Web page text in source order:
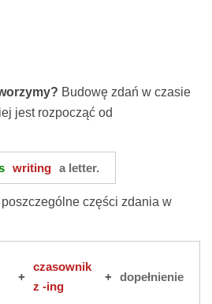
Budowę zdań w czasie
jest rozpocząć od
writing a letter.
części zdania w
+
czasownik
z -ing
+ dopełnienie